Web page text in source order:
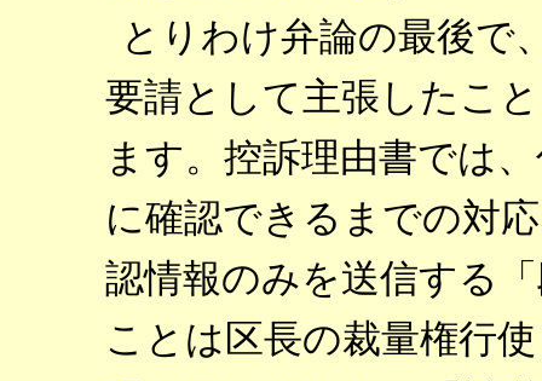
とりわけ弁論の最後で
要請として主張したこ
ます。控訴理由書では
に確認できるまでの対
認情報のみを送信する
ことは区長の裁量権行